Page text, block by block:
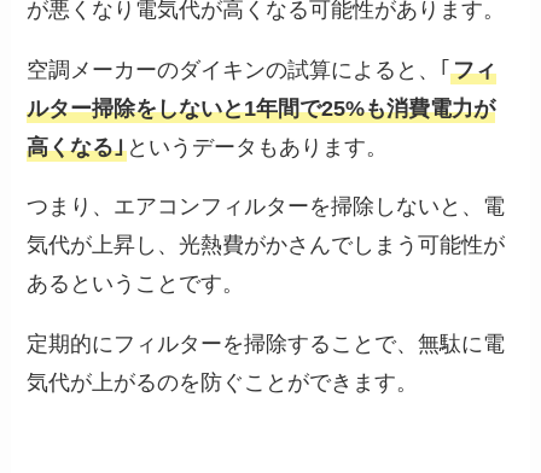
が悪くなり電気代が高くなる可能性があります。
空調メーカーのダイキンの試算によると、｢フィ
ルター掃除をしないと1年間で25%も消費電力が
高くなる｣ というデータもあります。
つまり、エアコンフィルターを掃除しないと、電
気代が上昇し、光熱費がかさんでしまう可能性が
あるということです。
定期的にフィルターを掃除することで、無駄に電
気代が上がるのを防ぐことができます。